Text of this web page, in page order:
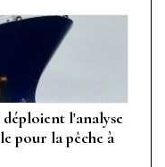
l'analyse
pour la pêche à